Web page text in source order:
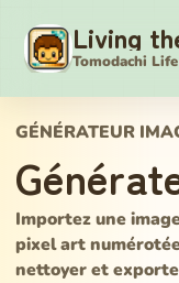
Living
Tomodachi
GÉNÉRATEUR
Importez une
pixel art
nettoyer et